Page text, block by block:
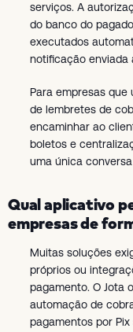
serviços. A
do banco do
executados
notificação enviada
Para empresas
de lembretes de
encaminhar ao
boletos e
uma única
Qual aplicativo
empresas de
Muitas soluções
próprios ou
pagamento. O Jota
automação de
pagamentos por